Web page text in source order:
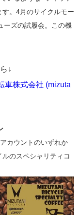
。4月のサイクルモー
ーズの試履会。この機
↓
車株式会社 (mizuta
カウントのいずれか
のスペシャリティコ